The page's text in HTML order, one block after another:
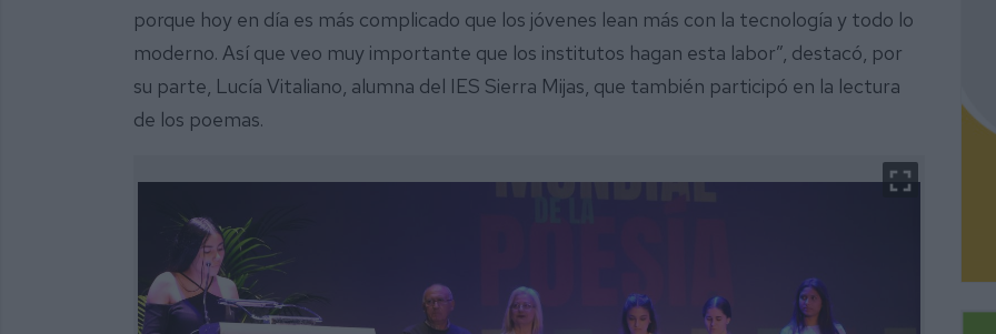
porque hoy en día es más complicado que los jóvenes lean más con la tecnología y todo lo
moderno. Así que veo muy importante que los institutos hagan esta labor”, destacó, por
su parte, Lucía Vitaliano, alumna del IES Sierra Mijas, que también participó en la lectura
de los poemas.